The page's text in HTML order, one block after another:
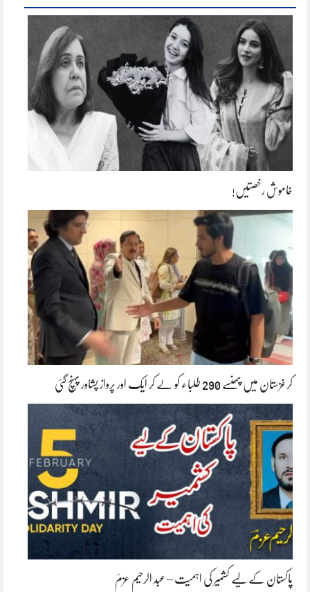
خاموش رخصتیں!
کرغزستان میں پھنسے 290 طلباء کو لے کر ایک اور پرواز پشاور پہنچ گئی
پاکستان کے لیے کشمیر کی اہمیت – عبد الرحیم عزمؔ